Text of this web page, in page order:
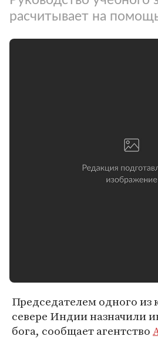
расчитывает на
Председателем одного из
севере Индии назначили
бога, сообщает агентство